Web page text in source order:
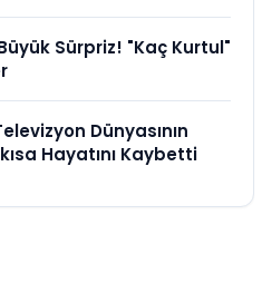
Sürpriz! "Kaç Kurtul"
Dünyasının
Hayatını Kaybetti